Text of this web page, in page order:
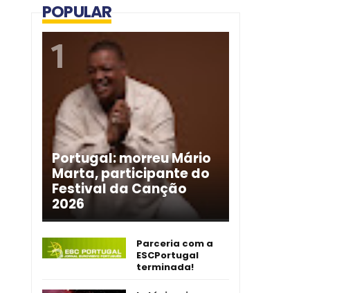
POPULAR
Portugal: morreu Mário
Marta, participante do
Festival da Canção
2026
Parceria com a
ESCPortugal
terminada!